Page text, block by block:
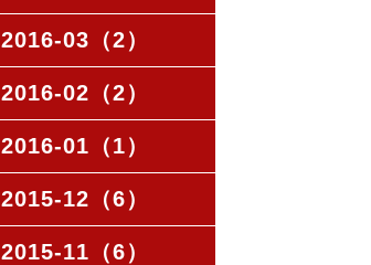
2016-03（2）
2016-02（2）
2016-01（1）
2015-12（6）
2015-11（6）